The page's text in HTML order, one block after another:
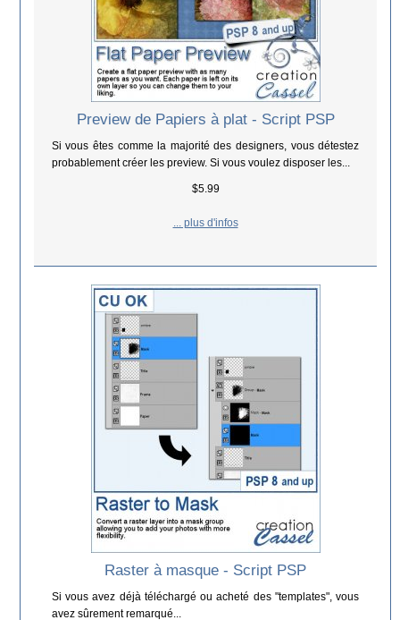
Preview de Papiers à plat - Script PSP
Si vous êtes comme la majorité des designers, vous détestez
probablement créer les preview. Si vous voulez disposer les...
$5.99
... plus d'infos
Raster à masque - Script PSP
Si vous avez déjà téléchargé ou acheté des "templates", vous
avez sûrement remarqué...